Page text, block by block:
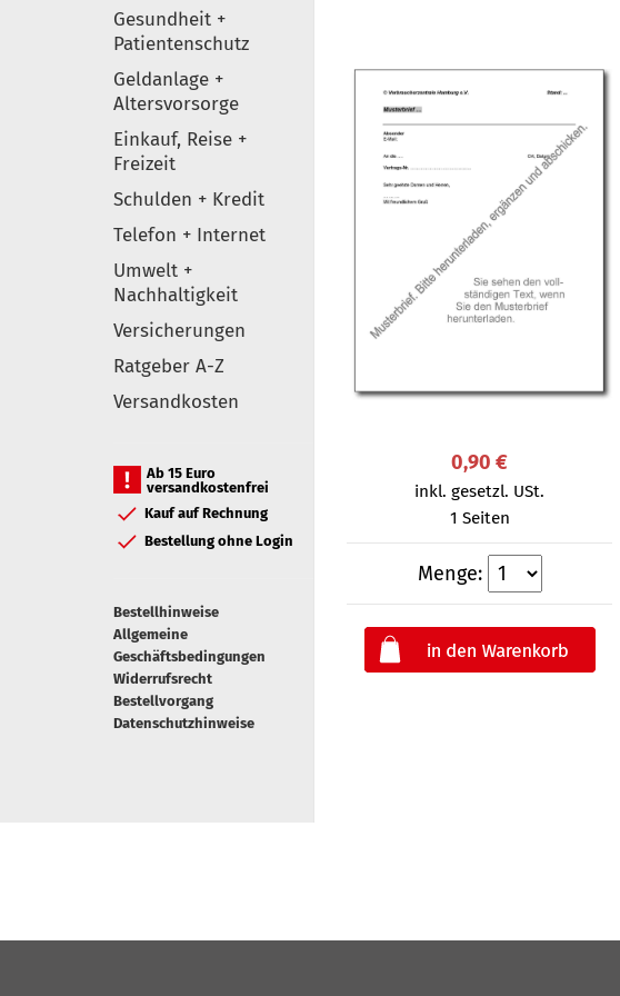
Gesundheit +
Patientenschutz
Geldanlage +
Altersvorsorge
Einkauf, Reise +
Freizeit
Schulden + Kredit
Telefon + Internet
Umwelt +
Nachhaltigkeit
Versicherungen
Ratgeber A-Z
Versandkosten
Ab 15 Euro
versandkostenfrei
Kauf auf Rechnung
Bestellung ohne Login
Bestellhinweise
Allgemeine
Geschäftsbedingungen
Widerrufsrecht
Bestellvorgang
Datenschutzhinweise
0,90 €
inkl. gesetzl. USt.
1 Seiten
Menge: